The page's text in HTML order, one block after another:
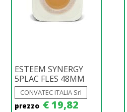
ESTEEM SYNERGY
5PLAC FLES 48MM
CONVATEC ITALIA Srl
prezzo € 19,82